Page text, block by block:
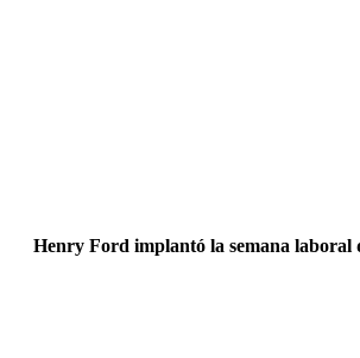
Henry Ford implantó la semana laboral